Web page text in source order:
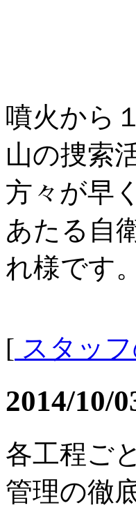
噴火から
山の捜索
方々が早
あたる自
れ様です。
[ スタッ
2014/10/
各工程ご
管理の徹